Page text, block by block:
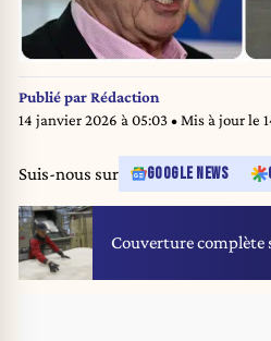
Publié parRédaction
14 janvier 2026 à 05:03• Mis à jour le
Suis-nous sur GOOGLE NEWS
Couverture complète